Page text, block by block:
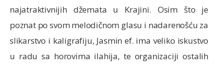
najatraktivnijih džemata u Krajini. Osim što je
poznat po svom melodičnom glasu i nadarenošću za
slikarstvo i kaligrafiju, Jasmin ef. ima veliko iskustvo
u radu sa horovima ilahija, te organizaciji ostalih